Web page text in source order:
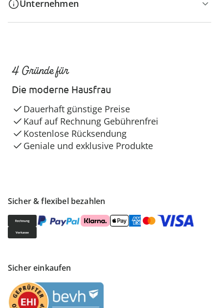
Unternehmen
Sicher & flexibel bezahlen
Sicher einkaufen
4 Gründe für
Die moderne Hausfrau
Dauerhaft günstige Preise
Kauf auf Rechnung Gebührenfrei
Kostenlose Rücksendung
Geniale und exklusive Produkte